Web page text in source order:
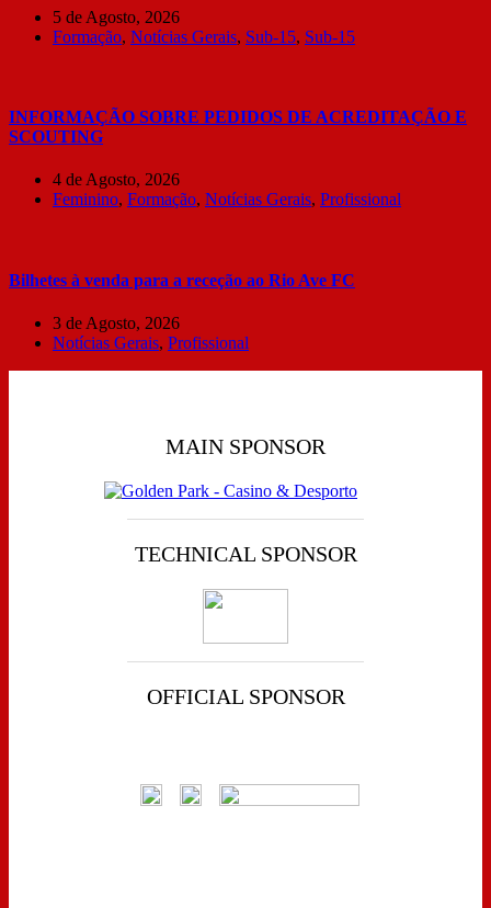
5 de Agosto, 2026
Formação, Notícias Gerais, Sub-15, Sub-15
INFORMAÇÃO SOBRE PEDIDOS DE ACREDITAÇÃO E
SCOUTING
4 de Agosto, 2026
Feminino, Formação, Notícias Gerais, Profissional
Bilhetes à venda para a receção ao Rio Ave FC
3 de Agosto, 2026
Notícias Gerais, Profissional
MAIN SPONSOR
TECHNICAL SPONSOR
OFFICIAL SPONSOR